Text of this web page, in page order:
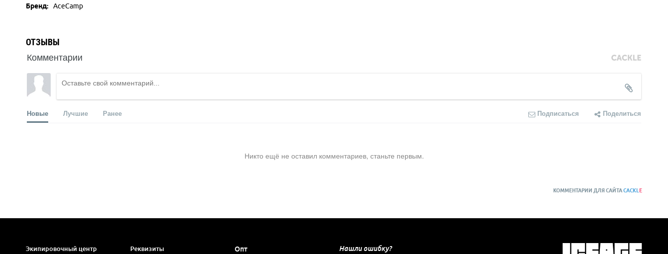
Бренд: AceCamp
ОТЗЫВЫ
Комментарии
Новые Лучшие Ранее Подписаться Поделиться
Никто ещё не оставил комментариев, станьте первым.
КОММЕНТАРИИ ДЛЯ САЙТАCACKL E
Экипировочный центр
Реквизиты
Опт
Нашли ошибку?